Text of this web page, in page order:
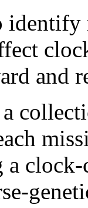
and
a
a